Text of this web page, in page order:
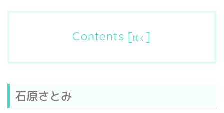
Contents [開く ]
石原さとみ